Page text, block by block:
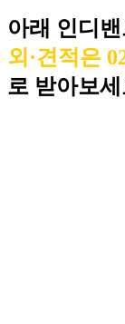
아래 인디
외·견적은
로 받아보세